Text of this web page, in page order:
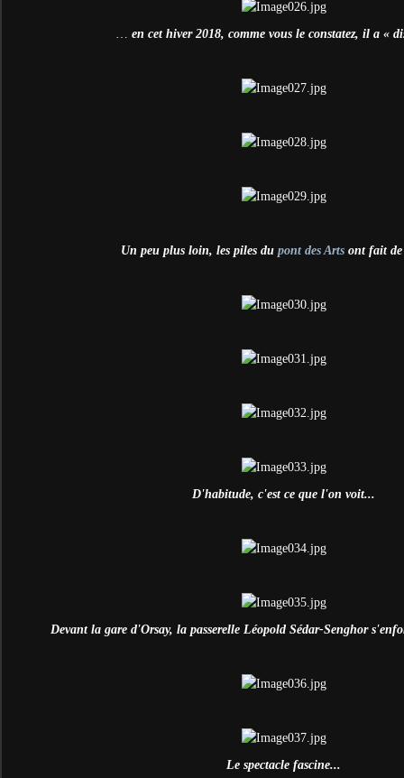
en cet hiver 2018, comme vous le constatez, il a «
Un peu plus loin, les piles du pont des Arts ont fait de
D'habitude, c'est ce que l'on voit...
Devant la gare d'Orsay, la passerelle Léopold Sédar-Senghor
Le spectacle fascine...